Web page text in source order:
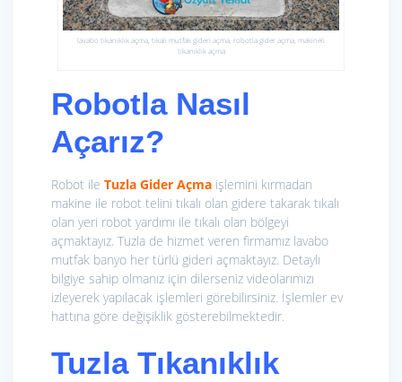
lavabo tıkanıklık açma, tıkalı mutfak gideri açma, robotla gider açma, makineli
tıkanıklık açma
Robotla Nasıl
Açarız?
Robot ile Tuzla Gider Açma işlemini kırmadan
makine ile robot telini tıkalı olan gidere takarak tıkalı
olan yeri robot yardımı ile tıkalı olan bölgeyi
açmaktayız. Tuzla de hizmet veren firmamız lavabo
mutfak banyo her türlü gideri açmaktayız. Detaylı
bilgiye sahip olmanız için dilerseniz videolarımızı
izleyerek yapılacak işlemleri görebilirsiniz. İşlemler ev
hattına göre değişiklik gösterebilmektedir.
Tuzla Tıkanıklık